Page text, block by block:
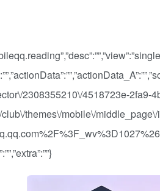
2308355210\/4518723e-2fa9-
themes\/mobile\/